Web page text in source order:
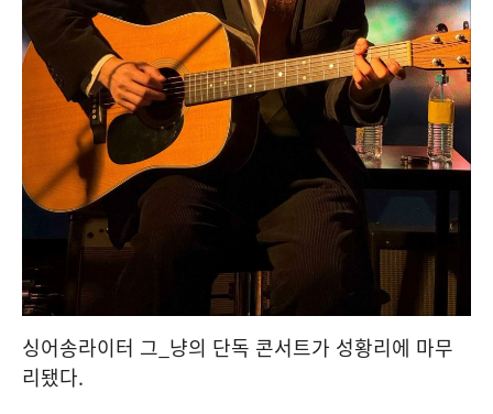
싱어송라이터 그_냥의 단독 콘서트가 성황리에 마무
리됐다.